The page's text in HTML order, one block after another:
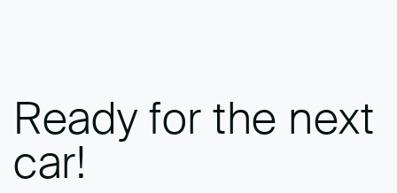
Ready for the next
car!